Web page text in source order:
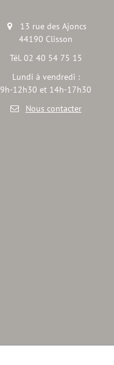
13 rue des Ajoncs
44190 Clisson
Tél. 02 40 54 75 15
Lundi à vendredi :
9h-12h30 et 14h-17h30
Nous contacter